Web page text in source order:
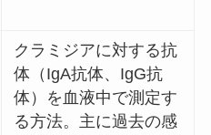
クラミジアに対する抗
体（IgA抗体、IgG抗
体）を血液中で測定す
る方法。主に過去の感